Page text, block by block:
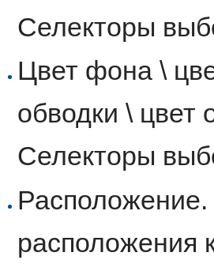
Селекторы
Цвет фона \
обводки \ цвет
Селекторы
расположения